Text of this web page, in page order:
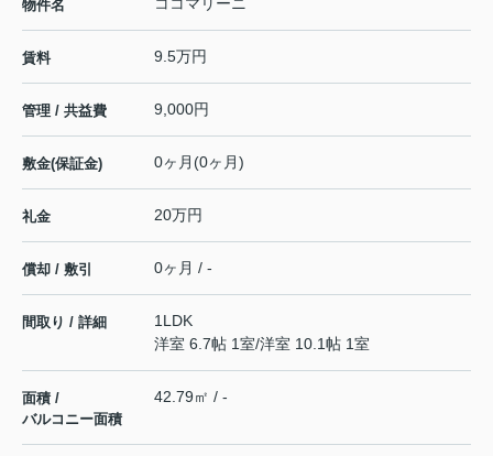
物件名
賃料 9.5万円
管理 / 共益費 9,000円
敷金(保証金) 0ヶ月(0ヶ月)
礼金 20万円
償却 / 敷引 0ヶ月 / -
間取り / 詳細
1LDK
洋室 6.7帖 1室/洋室 10.1帖 1室
面積 /
バルコニー面積
42.79㎡ / -